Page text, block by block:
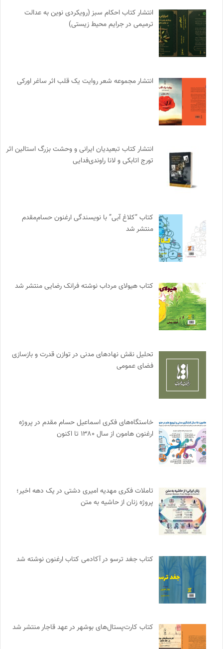
انتشار کتاب احکام سبز (رویکردی نوین به عدالت
ترمیمی در جرایم محیط‌ زیستی)
انتشار مجموعه شعر روایت یک قلب اثر ساغر اورکی
انتشار کتاب تبعیدیان ایرانی و وحشت بزرگ استالین اثر
تورج اتابکی و لانا راوندی‌فدایی
کتاب “کلاغ آبی” با نویسندگی ارغنون حسام‌مقدم
منتشر شد
کتاب هیولای مرداب نوشته فرانک رضایی منتشر شد
تحلیل نقش نهادهای مدنی در توازن قدرت و بازسازی
فضای عمومی
خاستگاه‌های فکری اسماعیل حسام مقدم در پروژه
ارغنون هامون از سال ۱۳۸۰ تا اکنون
تاملات فکری مهدیه امیری دشتی در یک دهه اخیر؛
پروژه زنان از حاشیه به متن
کتاب جغد ترسو در آکادمی کتاب ارغنون نوشته شد
کتاب کارت‌پستال‌های بوشهر در عهد قاجار منتشر شد